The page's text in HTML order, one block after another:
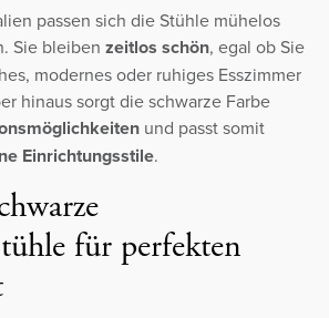
passen sich die Stühle mühelos
Sie bleiben zeitlos schön, egal ob Sie
modernes oder ruhiges Esszimmer
hinaus sorgt die schwarze Farbe
und passt somit
Einrichtungsstile.
für perfekten